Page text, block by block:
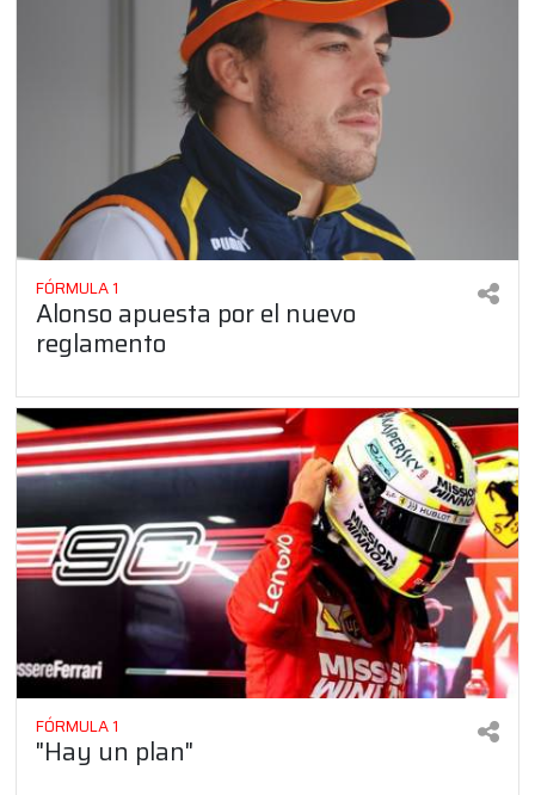
FÓRMULA 1
Alonso apuesta por el nuevo
reglamento
FÓRMULA 1
"Hay un plan"